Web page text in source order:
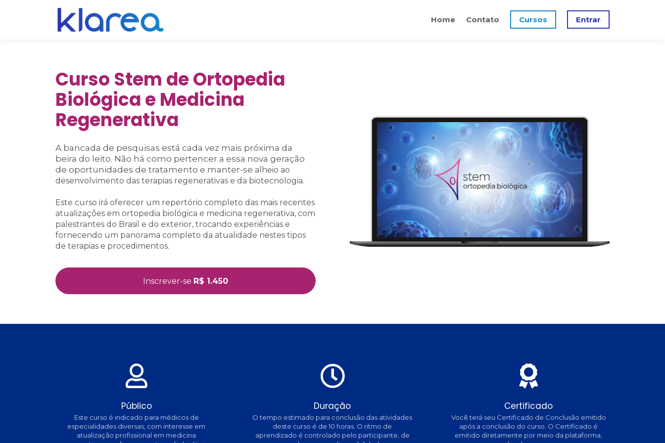
Home Contato Cursos Entrar
Curso Stem de Ortopedia
Biológica e Medicina
Regenerativa
A bancada de pesquisas está cada vez mais próxima da
beira do leito. Não há como pertencer a essa nova geração
de oportunidades de tratamento e manter-se alheio ao
desenvolvimento das terapias regenerativas e da biotecnologia.
Este curso irá oferecer um repertório completo das mais recentes
atualizações em ortopedia biológica e medicina regenerativa, com
palestrantes do Brasil e do exterior, trocando experiências e
fornecendo um panorama completo da atualidade nestes tipos
de terapias e procedimentos.
Inscrever-se R$ 1.450
Público
Este curso é indicado para médicos de
especialidades diversas, com interesse em
atualização profissional em medicina
Duração
O tempo estimado para conclusão das atividades
deste curso é de 10 horas. O ritmo de
aprendizado é controlado pelo participante, de
Certificado
Você terá seu Certificado de Conclusão emitido
após a conclusão do curso. O Certificado é
emitido diretamente por meio da plataforma,